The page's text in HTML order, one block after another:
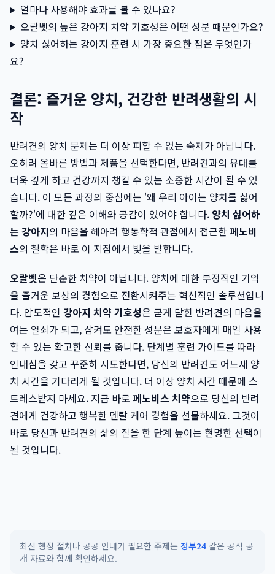
얼마나 사용해야 효과를 볼 수 있나요?
오랄벳의 높은 강아지 치약 기호성은 어떤 성분 때문인가요?
양치 싫어하는 강아지 훈련 시 가장 중요한 점은 무엇인가
요?
결론: 즐거운 양치, 건강한 반려생활의 시
작
반려견의 양치 문제는 더 이상 피할 수 없는 숙제가 아닙니다.
오히려 올바른 방법과 제품을 선택한다면, 반려견과의 유대를
더욱 깊게 하고 건강까지 챙길 수 있는 소중한 시간이 될 수 있
습니다. 이 모든 과정의 중심에는 '왜 우리 아이는 양치를 싫어
할까?'에 대한 깊은 이해와 공감이 있어야 합니다. 양치 싫어하
는 강아지의 마음을 헤아려 행동학적 관점에서 접근한 페노비
스의 철학은 바로 이 지점에서 빛을 발합니다.
오랄벳은 단순한 치약이 아닙니다. 양치에 대한 부정적인 기억
을 즐거운 보상의 경험으로 전환시켜주는 혁신적인 솔루션입니
다. 압도적인 강아지 치약 기호성은 굳게 닫힌 반려견의 마음을
여는 열쇠가 되고, 삼켜도 안전한 성분은 보호자에게 매일 사용
할 수 있는 확고한 신뢰를 줍니다. 단계별 훈련 가이드를 따라
인내심을 갖고 꾸준히 시도한다면, 당신의 반려견도 어느새 양
치 시간을 기다리게 될 것입니다. 더 이상 양치 시간 때문에 스
트레스받지 마세요. 지금 바로 페노비스 치약으로 당신의 반려
견에게 건강하고 행복한 덴탈 케어 경험을 선물하세요. 그것이
바로 당신과 반려견의 삶의 질을 한 단계 높이는 현명한 선택이
될 것입니다.
최신 행정 절차나 공공 안내가 필요한 주제는 정부24 같은 공식 공
개 자료와 함께 확인하세요.